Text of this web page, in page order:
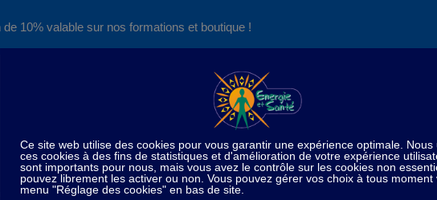
10% valable sur nos formations et boutique !
Nos produits succès
Découvrez aussi notre site de
consultations et de formations
Huiles essentielles Roll-on (sur commande) ROLL ON